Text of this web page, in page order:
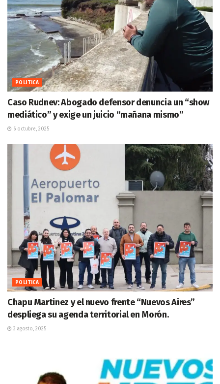
POLITICA
Caso Rudnev: Abogado defensor denuncia un “show
mediático” y exige un juicio “mañana mismo”
6 octubre, 2025
POLITICA
Chapu Martinez y el nuevo frente “Nuevos Aires”
despliega su agenda territorial en Morón.
3 agosto, 2025